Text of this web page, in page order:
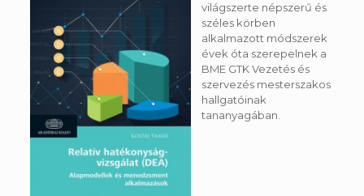
világszerte népszerű és
széles körben
alkalmazott módszerek
évek óta szerepelnek a
BME GTK Vezetés és
szervezés mesterszakos
hallgatóinak
tananyagában.